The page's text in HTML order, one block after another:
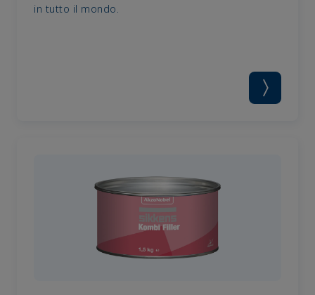
in tutto il mondo.